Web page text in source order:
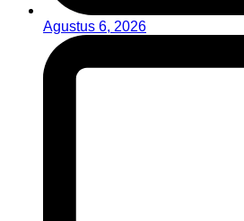
Agustus 6, 2026